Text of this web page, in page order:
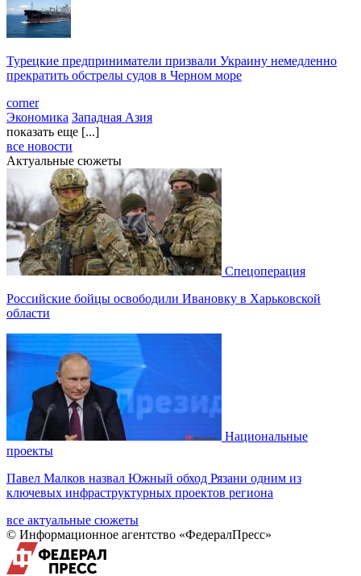
Турецкие предприниматели призвали Украину немедленно
прекратить обстрелы судов в Черном море
corner
Экономика Западная Азия
показать еще [...]
все новости
Актуальные сюжеты
Спецоперация
Российские бойцы освободили Ивановку в Харьковской
области
Национальные
проекты
Павел Малков назвал Южный обход Рязани одним из
ключевых инфраструктурных проектов региона
все актуальные сюжеты
© Информационное агентство «ФедералПресс»